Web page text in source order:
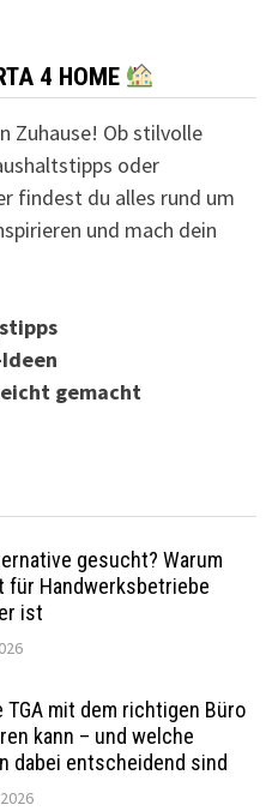
4 HOME
Zuhause! Ob stilvolle
oder
findest du alles rund um
und mach dein
gemacht
gesucht? Warum
für Handwerksbetriebe
ist
TGA mit dem richtigen Büro
kann – und welche
dabei entscheidend sind